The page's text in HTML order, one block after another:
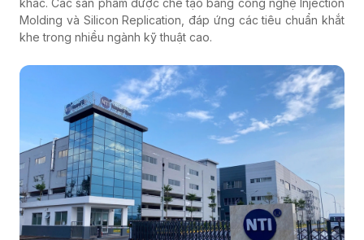
khác. Các sản phẩm được chế tạo bằng công nghệ Injection
Molding và Silicon Replication, đáp ứng các tiêu chuẩn khắt
khe trong nhiều ngành kỹ thuật cao.